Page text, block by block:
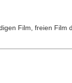
Film, freien Film